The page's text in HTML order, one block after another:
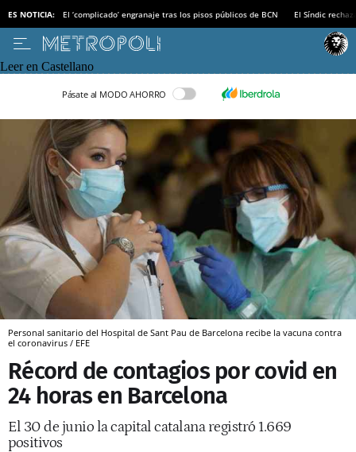
ES NOTICIA: El ‘complicado’ engranaje tras los pisos públicos de BCN El Síndic
Leer en Castellano
Pásate al MODO AHORRO
Personal sanitario del Hospital de Sant Pau de Barcelona recibe la vacuna contra
el coronavirus / EFE
Récord de contagios por covid en
24 horas en Barcelona
El 30 de junio la capital catalana registró 1.669
positivos